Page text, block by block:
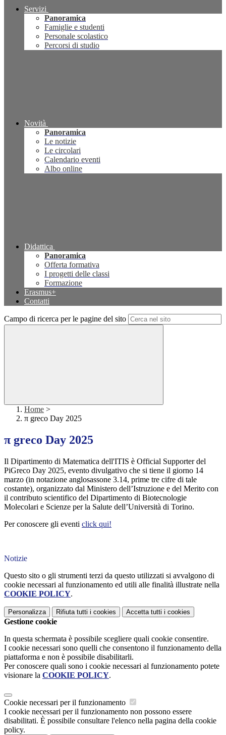
Servizi
Panoramica
Famiglie e studenti
Personale scolastico
Percorsi di studio
Novità
Panoramica
Le notizie
Le circolari
Calendario eventi
Albo online
Didattica
Panoramica
Offerta formativa
I progetti delle classi
Formazione
Erasmus+
Contatti
Campo di ricerca per le pagine del sito
Home >
π greco Day 2025
π greco Day 2025
Il Dipartimento di Matematica dell'ITIS è Official Supporter del
PiGreco Day 2025, evento divulgativo che si tiene il giorno 14
marzo (in notazione anglosassone 3.14, prime tre cifre di tale
costante), organizzato dal Ministero dell’Istruzione e del Merito con
il contributo scientifico del Dipartimento di Biotecnologie
Molecolari e Scienze per la Salute dell’Università di Torino.
Per conoscere gli eventi click qui!
Notizie
Questo sito o gli strumenti terzi da questo utilizzati si avvalgono di
cookie necessari al funzionamento ed utili alle finalità illustrate nella
COOKIE POLICY.
Personalizza Rifiuta tutti i cookies Accetta tutti i cookies
Gestione cookie
In questa schermata è possibile scegliere quali cookie consentire.
I cookie necessari sono quelli che consentono il funzionamento della
piattaforma e non è possibile disabilitarli.
Per conoscere quali sono i cookie necessari al funzionamento potete
visionare la COOKIE POLICY.
Cookie necessari per il funzionamento
I cookie necessari per il funzionamento non possono essere
disabilitati. È possibile consultare l'elenco nella pagina della cookie
policy.